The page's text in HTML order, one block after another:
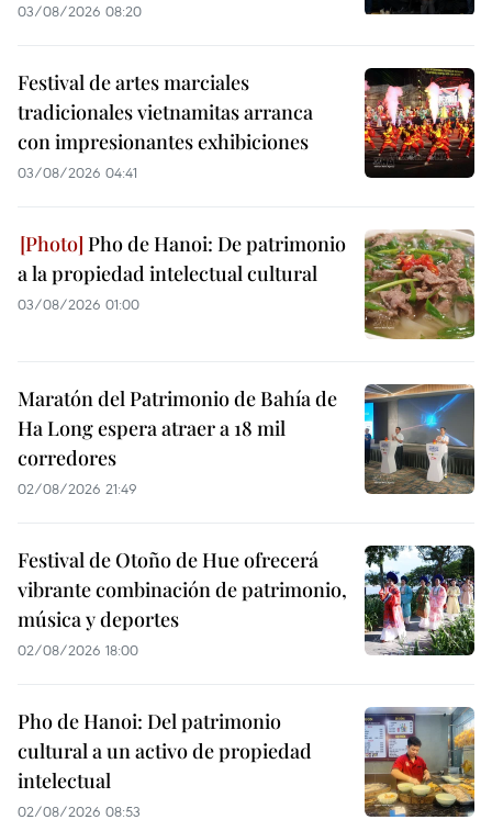
03/08/2026 08:20
Festival de artes marciales
tradicionales vietnamitas arranca
con impresionantes exhibiciones
03/08/2026 04:41
Pho de Hanoi: De patrimonio
a la propiedad intelectual cultural
03/08/2026 01:00
Maratón del Patrimonio de Bahía de
Ha Long espera atraer a 18 mil
corredores
02/08/2026 21:49
Festival de Otoño de Hue ofrecerá
vibrante combinación de patrimonio,
música y deportes
02/08/2026 18:00
Pho de Hanoi: Del patrimonio
cultural a un activo de propiedad
intelectual
02/08/2026 08:53